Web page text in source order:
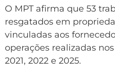
O MPT afirma que 53
resgatados em
vinculadas aos
operações realizadas nos
2021, 2022 e 2025.